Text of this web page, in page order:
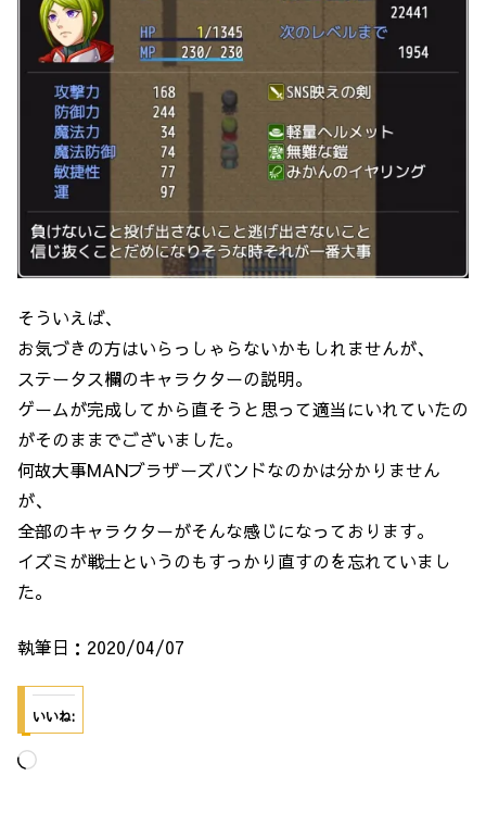
そういえば、
お気づきの方はいらっしゃらないかもしれませんが、
ステータス欄のキャラクターの説明。
ゲームが完成してから直そうと思って適当にいれていたの
がそのままでございました。
何故大事MANブラザーズバンドなのかは分かりません
が、
全部のキャラクターがそんな感じになっております。
イズミが戦士というのもすっかり直すのを忘れていまし
た。
執筆日：2020/04/07
いいね:
読